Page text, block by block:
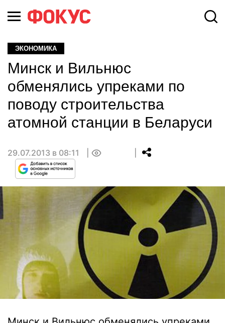
ЭКОНОМИКА
Минск и Вильнюс
обменялись упреками по
поводу строительства
атомной станции в Беларуси
29.07.2013 в 08:11